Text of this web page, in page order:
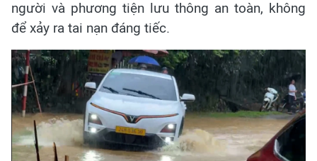
người và phương tiện lưu thông an toàn, không
để xảy ra tai nạn đáng tiếc.